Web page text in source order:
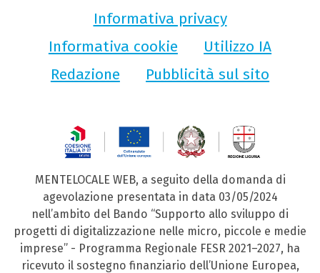
Informativa privacy
Informativa cookie
Utilizzo IA
Redazione
Pubblicità sul sito
MENTELOCALE WEB, a seguito della domanda di
agevolazione presentata in data 03/05/2024
nell’ambito del Bando “Supporto allo sviluppo di
progetti di digitalizzazione nelle micro, piccole e medie
imprese” - Programma Regionale FESR 2021–2027, ha
ricevuto il sostegno finanziario dell’Unione Europea,